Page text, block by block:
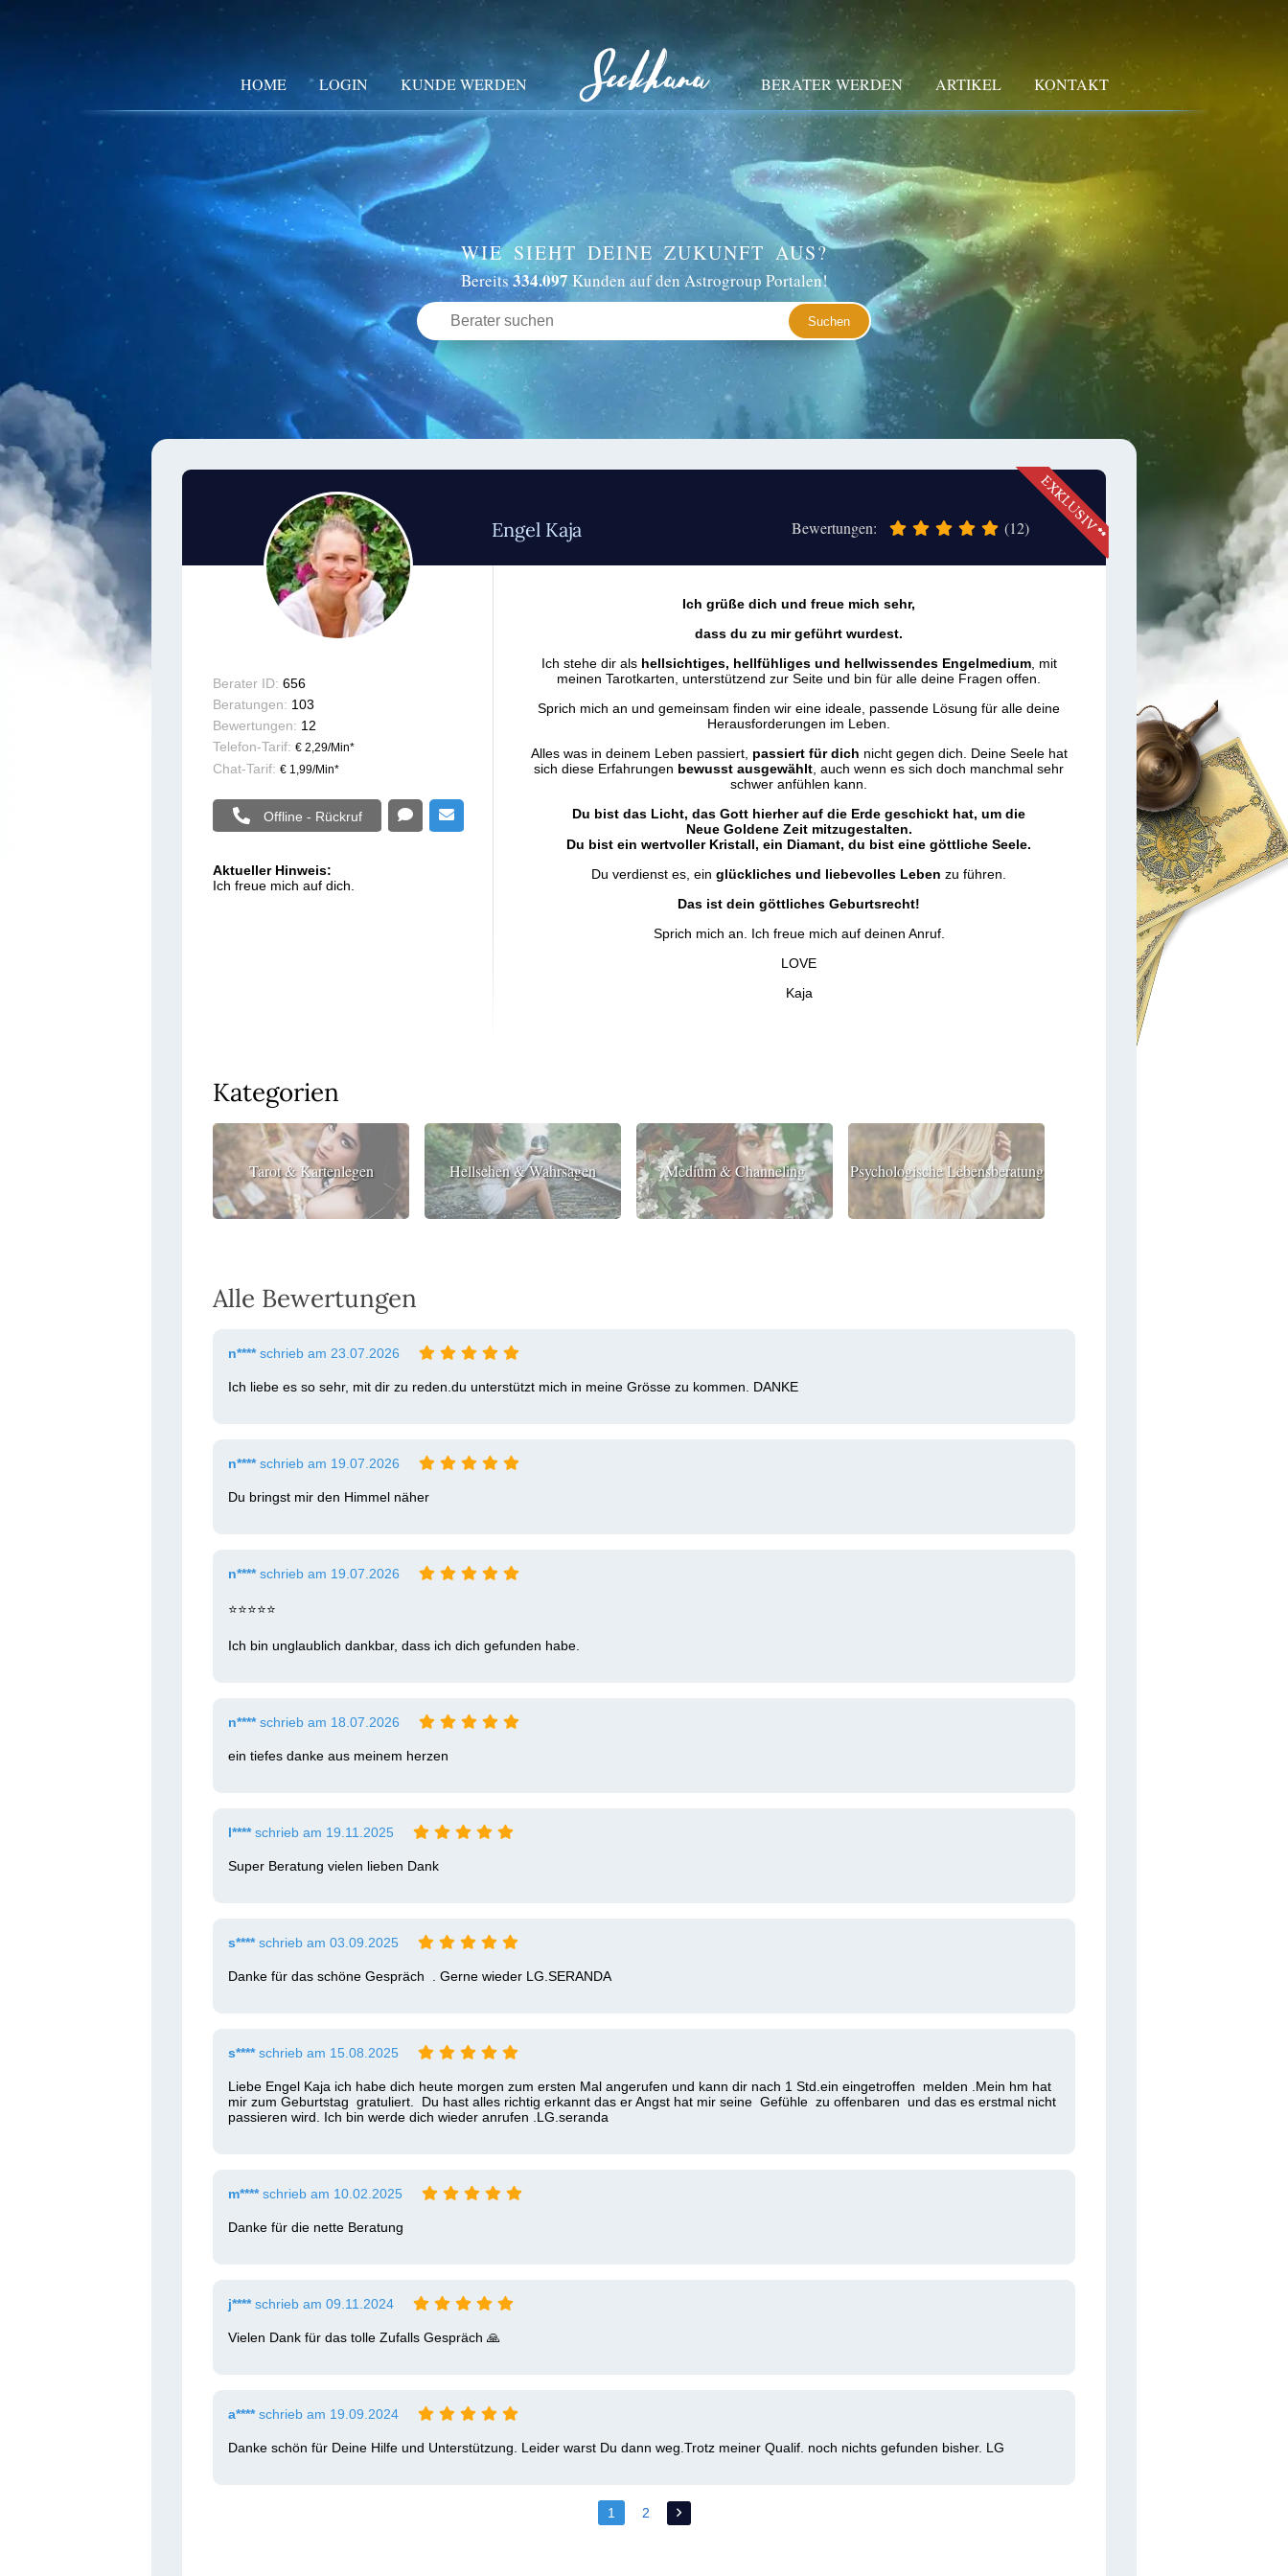
HOME LOGIN KUNDE WERDEN BERATER WERDEN ARTIKEL KONTAKT
WIE SIEHT DEINE ZUKUNFT AUS?
Bereits334.097 Kunden auf den Astrogroup Portalen!
Engel Kaja Bewertungen: (12)
Berater ID: 656
Beratungen: 103
Bewertungen: 12
Telefon-Tarif: € 2,29/Min*
Chat-Tarif: € 1,99/Min*
Offline - Rückruf
Aktueller Hinweis:
Ich freue mich auf dich.
Ich grüße dich und freue mich sehr,
dass du zu mir geführt wurdest.
Ich stehe dir als hellsichtiges, hellfühliges und hellwissendes Engelmedium, mit
meinen Tarotkarten, unterstützend zur Seite und bin für alle deine Fragen offen.
Sprich mich an und gemeinsam finden wir eine ideale, passende Lösung für alle deine
Herausforderungen im Leben.
Alles was in deinem Leben passiert, passiert für dich nicht gegen dich. Deine Seele hat
sich diese Erfahrungen bewusst ausgewählt , auch wenn es sich doch manchmal sehr
schwer anfühlen kann.
Du bist das Licht, das Gott hierher auf die Erde geschickt hat, um die
Neue Goldene Zeit mitzugestalten.
Du bist ein wertvoller Kristall, ein Diamant, du bist eine göttliche Seele.
Du verdienst es, ein glückliches und liebevolles Leben zu führen.
Das ist dein göttliches Geburtsrecht!
Sprich mich an. Ich freue mich auf deinen Anruf.
LOVE
Kaja
Kategorien
Tarot & Kartenlegen Hellsehen & Wahrsagen Medium & Channeling Psychologische Lebensberatung
Alle Bewertungen
n****schrieb am 23.07.2026
Ich liebe es so sehr, mit dir zu reden.du unterstützt mich in meine Grösse zu kommen. DANKE
n****schrieb am 19.07.2026
Du bringst mir den Himmel näher
n****schrieb am 19.07.2026
⭐⭐⭐⭐⭐
Ich bin unglaublich dankbar, dass ich dich gefunden habe.
n****schrieb am 18.07.2026
ein tiefes danke aus meinem herzen
l****schrieb am 19.11.2025
Super Beratung vielen lieben Dank
s****schrieb am 03.09.2025
Danke für das schöne Gespräch  . Gerne wieder LG.SERANDA
s****schrieb am 15.08.2025
Liebe Engel Kaja ich habe dich heute morgen zum ersten Mal angerufen und kann dir nach 1 Std.ein eingetroffen  melden .Mein hm hat
mir zum Geburtstag  gratuliert.  Du hast alles richtig erkannt das er Angst hat mir seine  Gefühle  zu offenbaren  und das es erstmal nicht
passieren wird. Ich bin werde dich wieder anrufen .LG.seranda
m****schrieb am 10.02.2025
Danke für die nette Beratung
j****schrieb am 09.11.2024
Vielen Dank für das tolle Zufalls Gespräch 🙏
a****schrieb am 19.09.2024
Danke schön für Deine Hilfe und Unterstützung. Leider warst Du dann weg.Trotz meiner Qualif. noch nichts gefunden bisher. LG
1 2